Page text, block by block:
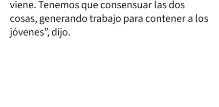
viene. Tenemos que consensuar las dos
cosas, generando trabajo para contener a los
jóvenes”, dijo.